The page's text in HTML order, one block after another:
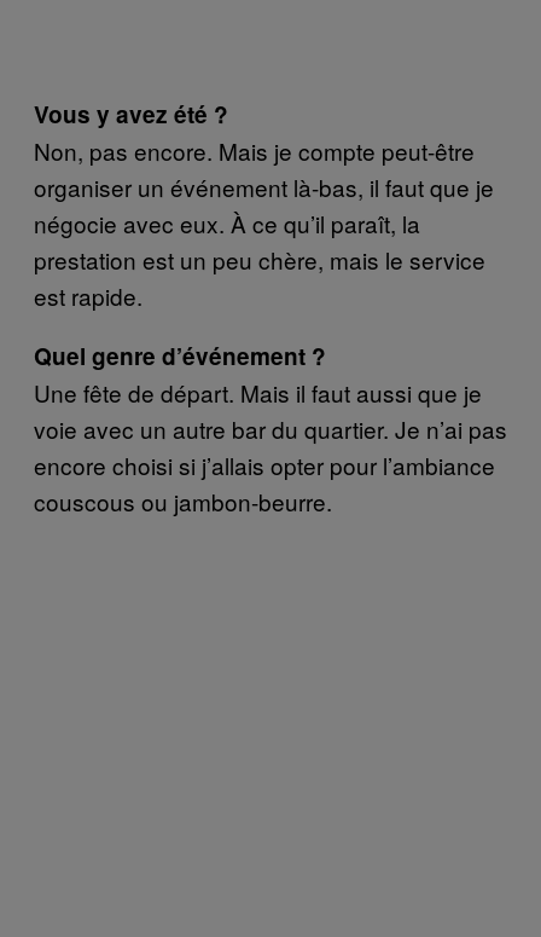
Vous y avez été ?
Non, pas encore. Mais je compte peut-être
organiser un événement là-bas, il faut que je
négocie avec eux. À ce qu’il paraît, la
prestation est un peu chère, mais le service
est rapide.
Quel genre d’événement ?
Une fête de départ. Mais il faut aussi que je
voie avec un autre bar du quartier. Je n’ai pas
encore choisi si j’allais opter pour l’ambiance
couscous ou jambon-beurre.